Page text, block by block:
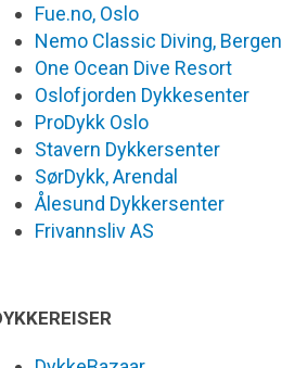
Fue.no, Oslo
Nemo Classic Diving, Bergen
One Ocean Dive Resort
Oslofjorden Dykkesenter
ProDykk Oslo
Stavern Dykkersenter
SørDykk, Arendal
Ålesund Dykkersenter
Frivannsliv AS